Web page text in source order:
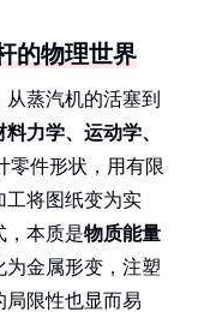
的物理世界
蒸汽机的活塞到
料力学、运动学、
零件形状，用有限
工将图纸变为实
，本质是物质能量
金属形变，注塑
局限性也显而易